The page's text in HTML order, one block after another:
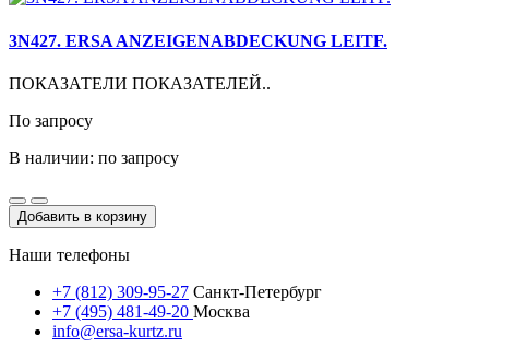
3N427. ERSA ANZEIGENABDECKUNG LEITF.
ПОКАЗАТЕЛИ ПОКАЗАТЕЛЕЙ..
По запросу
В наличии: по запросу
Добавить в корзину
Наши телефоны
+7 (812) 309-95-27 Санкт-Петербург
+7 (495) 481-49-20 Москва
info@ersa-kurtz.ru